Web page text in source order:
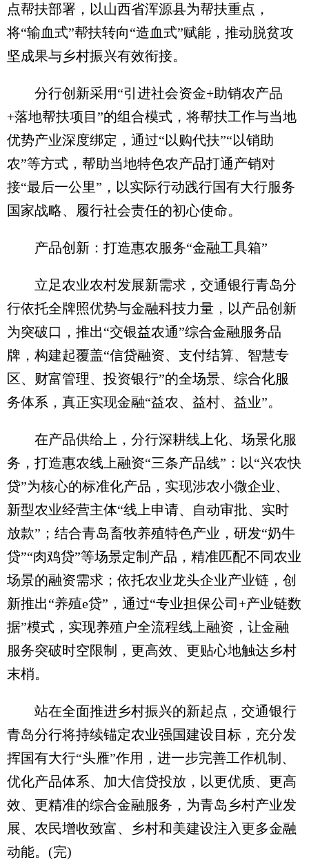
点帮扶部署，以山西省浑源县为帮扶重点，
将“输血式”帮扶转向“造血式”赋能，推动脱贫攻
坚成果与乡村振兴有效衔接。
分行创新采用“引进社会资金+助销农产品
+落地帮扶项目”的组合模式，将帮扶工作与当地
优势产业深度绑定，通过“以购代扶”“以销助
农”等方式，帮助当地特色农产品打通产销对
接“最后一公里”，以实际行动践行国有大行服务
国家战略、履行社会责任的初心使命。
产品创新：打造惠农服务“金融工具箱”
立足农业农村发展新需求，交通银行青岛分
行依托全牌照优势与金融科技力量，以产品创新
为突破口，推出“交银益农通”综合金融服务品
牌，构建起覆盖“信贷融资、支付结算、智慧专
区、财富管理、投资银行”的全场景、综合化服
务体系，真正实现金融“益农、益村、益业”。
在产品供给上，分行深耕线上化、场景化服
务，打造惠农线上融资“三条产品线”：以“兴农快
贷”为核心的标准化产品，实现涉农小微企业、
新型农业经营主体“线上申请、自动审批、实时
放款”；结合青岛畜牧养殖特色产业，研发“奶牛
贷”“肉鸡贷”等场景定制产品，精准匹配不同农业
场景的融资需求；依托农业龙头企业产业链，创
新推出“养殖e贷”，通过“专业担保公司+产业链数
据”模式，实现养殖户全流程线上融资，让金融
服务突破时空限制，更高效、更贴心地触达乡村
末梢。
站在全面推进乡村振兴的新起点，交通银行
青岛分行将持续锚定农业强国建设目标，充分发
挥国有大行“头雁”作用，进一步完善工作机制、
优化产品体系、加大信贷投放，以更优质、更高
效、更精准的综合金融服务，为青岛乡村产业发
展、农民增收致富、乡村和美建设注入更多金融
动能。(完)